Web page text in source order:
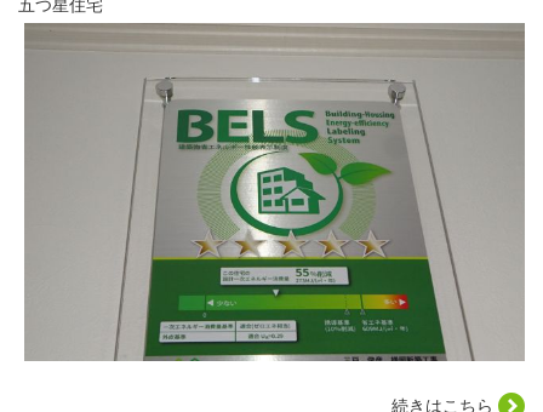
五つ星住宅
続きはこちら